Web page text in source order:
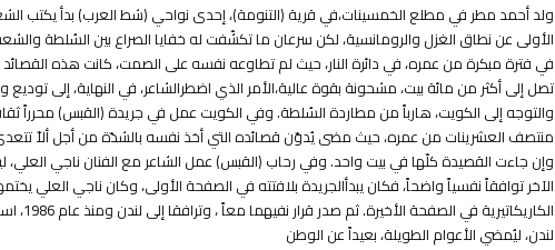
ولد أحمد مطر في مطلع الخمسينات،في قرية (التنومة)، إحدى نواحي (شط العرب) بدأ يكتب
الأولى عن نطاق الغزل والرومانسية، لكن سرعان ما تكشّفت له خفايا الصراع بين السُلطة
في فترة مبكرة من عمره، في دائرة النار، حيث لم تطاوعه نفسه على الصمت، كانت هذه القصائد
تصل إلى أكثر من مائة بيت، مشحونة بقوة عالية،الأمر الذي اضطرالشاعر، في النهاية، إلى
والتوجه إلى الكويت، هارباً من مطاردة السُلطة. وفي الكويت عمل في جريدة (القبس) محرراً
منتصف العشرينات من عمره، حيث مضى يُدوّن قصائده التي أخذ نفسه بالشدّة من أجل ألاّ
وإن جاءت القصيدة كلّها في بيت واحد. وفي رحاب (القبس) عمل الشاعر مع الفنان ناجي
الآخر توافقاً نفسياً واضحاً، فكان يبدأالجريدة بلافتته في الصفحة الأولى، وكان ناجي العلي
الكاريكاتيرية
لندن، ليُمضي الأعوام الطويلة، بعيداً عن الوطن